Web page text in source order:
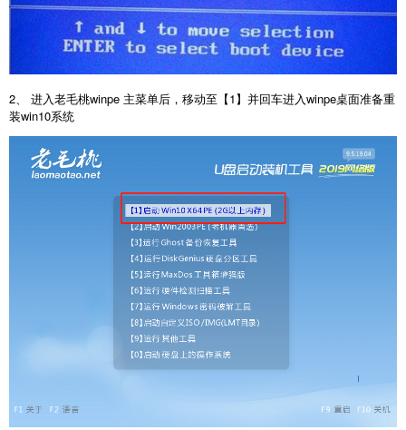
2、 进入老毛桃winpe 主菜单后，移动至【1】并回车进入winpe桌面准备重
装win10系统